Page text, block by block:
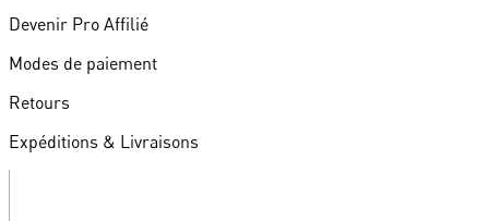
Devenir Pro Affilié
Modes de paiement
Retours
Expéditions & Livraisons